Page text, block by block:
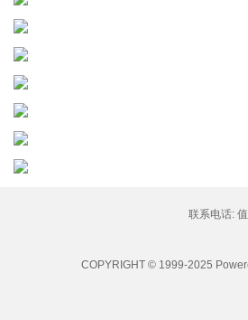
联系电话:
COPYRIGHT © 1999-2025